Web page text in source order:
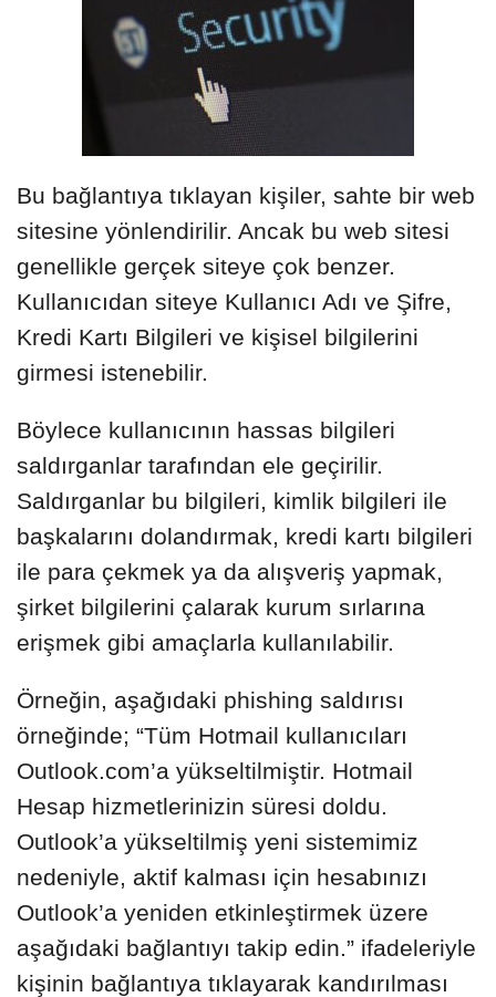
Bu bağlantıya tıklayan kişiler, sahte bir web
sitesine yönlendirilir. Ancak bu web sitesi
genellikle gerçek siteye çok benzer.
Kullanıcıdan siteye Kullanıcı Adı ve Şifre,
Kredi Kartı Bilgileri ve kişisel bilgilerini
girmesi istenebilir.
Böylece kullanıcının hassas bilgileri
saldırganlar tarafından ele geçirilir.
Saldırganlar bu bilgileri, kimlik bilgileri ile
başkalarını dolandırmak, kredi kartı bilgileri
ile para çekmek ya da alışveriş yapmak,
şirket bilgilerini çalarak kurum sırlarına
erişmek gibi amaçlarla kullanılabilir.
Örneğin, aşağıdaki phishing saldırısı
örneğinde; “Tüm Hotmail kullanıcıları
Outlook.com’a yükseltilmiştir. Hotmail
Hesap hizmetlerinizin süresi doldu.
Outlook’a yükseltilmiş yeni sistemimiz
nedeniyle, aktif kalması için hesabınızı
Outlook’a yeniden etkinleştirmek üzere
aşağıdaki bağlantıyı takip edin.” ifadeleriyle
kişinin bağlantıya tıklayarak kandırılması